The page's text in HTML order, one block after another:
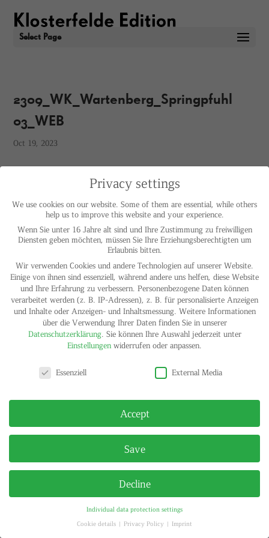
Select Page
2309_WK_Wartenberg_Springpfuhl
03_WEB
Oct 19, 2023
© HELGA MARIA KLOSTERFELDE | ALL RIGHTS RESERVED
Privacy settings
We use cookies on our website. Some of them are essential, while others
help us to improve this website and your experience.
Wenn Sie unter 16 Jahre alt sind und Ihre Zustimmung zu freiwilligen
Diensten geben möchten, müssen Sie Ihre Erziehungsberechtigten um
Erlaubnis bitten.
Wir verwenden Cookies und andere Technologien auf unserer Website.
Einige von ihnen sind essenziell, während andere uns helfen, diese Website
und Ihre Erfahrung zu verbessern. Personenbezogene Daten können
verarbeitet werden (z. B. IP-Adressen), z. B. für personalisierte Anzeigen
und Inhalte oder Anzeigen- und Inhaltsmessung. Weitere Informationen
über die Verwendung Ihrer Daten finden Sie in unserer
Datenschutzerklärung. Sie können Ihre Auswahl jederzeit unter
Einstellungen widerrufen oder anpassen.
Essenziell
External Media
Accept
Save
Decline
Individual data protection settings
Cookie details
Privacy Policy Imprint